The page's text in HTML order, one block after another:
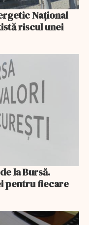
Național
riscul unei
la Bursă.
pentru fiecare